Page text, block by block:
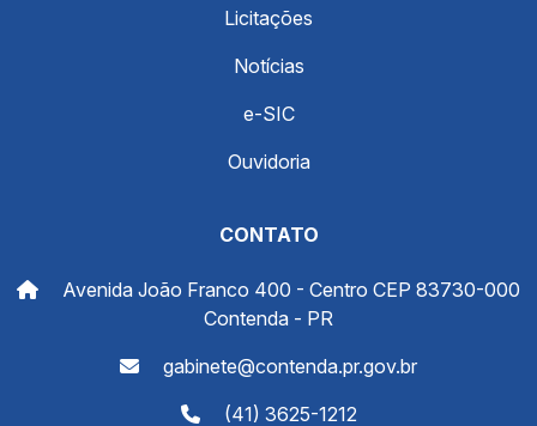
Licitações
Notícias
e-SIC
Ouvidoria
CONTATO
Avenida João Franco 400 - Centro CEP 83730-000
Contenda - PR
gabinete@contenda.pr.gov.br
(41) 3625-1212